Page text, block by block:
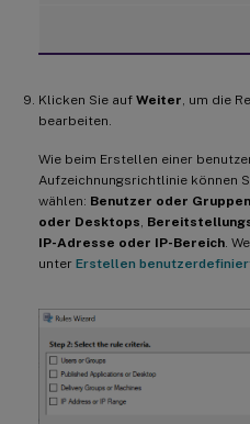
Klicken Sie auf Weiter , um die
bearbeiten.
Wie beim Erstellen einer
Aufzeichnungsrichtlinie können
wählen: Benutzer oder Gruppen
oder Desktops
IP-Adresse oder IP-Bereich .
unter Erstellen